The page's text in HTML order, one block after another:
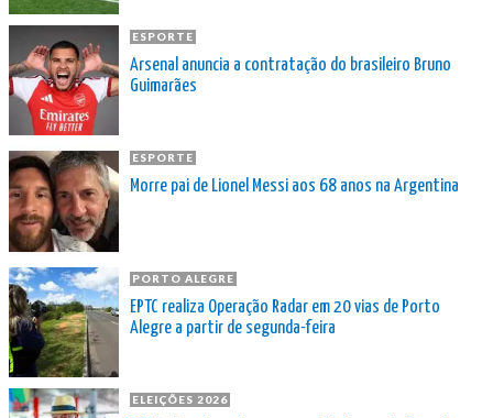
ESPORTE
Arsenal anuncia a contratação do brasileiro Bruno
Guimarães
ESPORTE
Morre pai de Lionel Messi aos 68 anos na Argentina
PORTO ALEGRE
EPTC realiza Operação Radar em 20 vias de Porto
Alegre a partir de segunda-feira
ELEIÇÕES 2026